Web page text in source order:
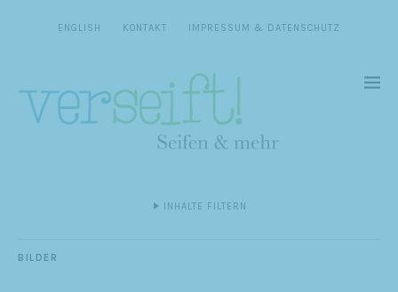
ENGLISH KONTAKT IMPRESSUM & DATENSCHUTZ
INHALTE FILTERN
BILDER